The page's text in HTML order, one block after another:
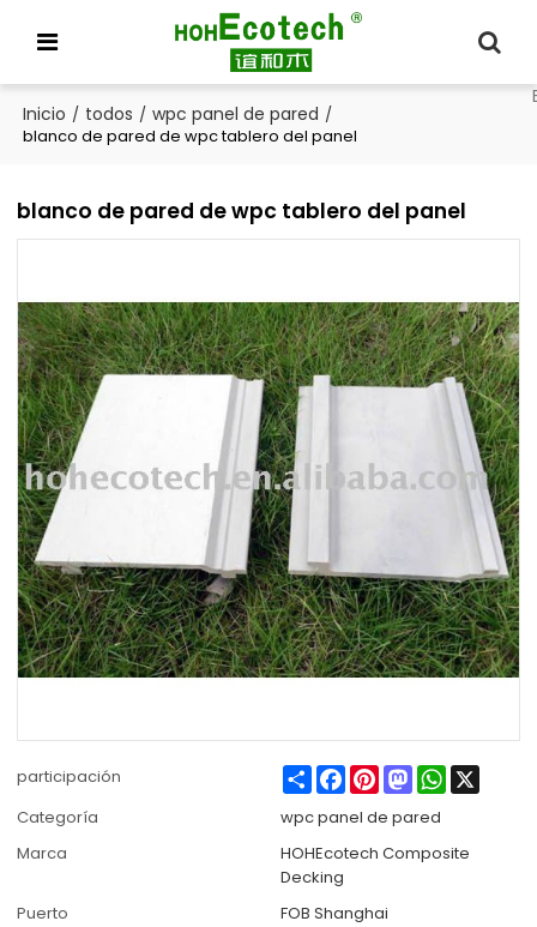
Inicio / todos / wpc panel de pared /
blanco de pared de wpc tablero del panel
blanco de pared de wpc tablero del panel
participación ShareFacebook
PinterestMastodonWhatsApp
X
Categoría
wpc panel de pared
Marca
HOHEcotech Composite
Decking
Puerto
FOB Shanghai